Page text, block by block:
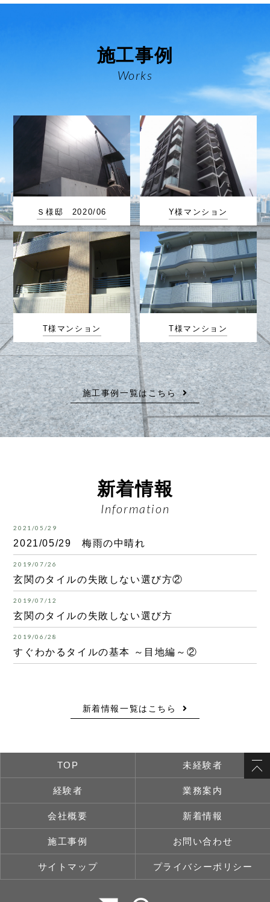
施工事例
Works
Ｓ様邸 2020/06 Y様マンション
T様マンション T様マンション
施工事例一覧はこちら
新着情報
Information
2021/05/29
2021/05/29 梅雨の中晴れ
2019/07/26
玄関のタイルの失敗しない選び方②
2019/07/12
玄関のタイルの失敗しない選び方
2019/06/28
すぐわかるタイルの基本 ～目地編～②
新着情報一覧はこちら
TOP 未経験者
経験者 業務案内
会社概要 新着情報
施工事例 お問い合わせ
サイトマップ プライバシーポリシー